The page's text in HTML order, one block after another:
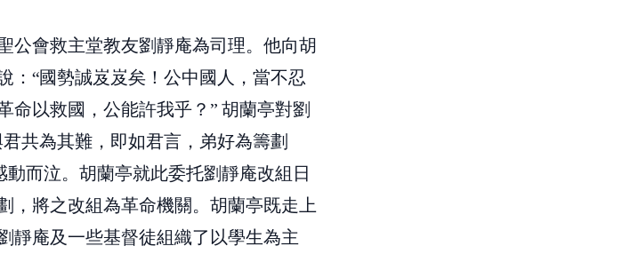
公會救主堂教友劉靜庵為司理。他向胡
：“國勢誠岌岌矣！公中國人，當不忍
命以救國，公能許我乎？” 胡蘭亭對劉
共為其難，即如君言，弟好為籌劃
而泣。胡蘭亭就此委托劉靜庵改組日
，將之改組為革命機關。胡蘭亭既走上
靜庵及一些基督徒組織了以學生為主